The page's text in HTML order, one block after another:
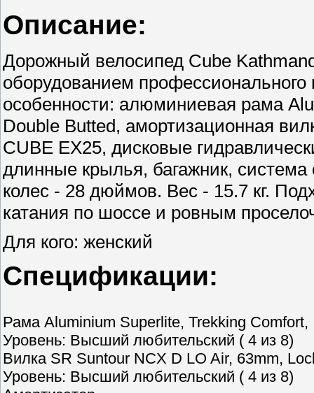
Описание:
Дорожный велосипед Cube
оборудованием профессионального
особенности: алюминиевая рама
Double Butted, амортизационная
CUBE EX25, дисковые
длинные крылья, багажник,
колес - 28 дюймов. Вес - 15.7 кг.
катания по шоссе и ровным
Для кого: женский
Спецификации:
Рама Aluminium Superlite, Trekking
Уровень: Высший любительский ( 4 из 8)
Вилка SR Suntour NCX D LO Air, 63mm,
Уровень: Высший любительский ( 4 из 8)